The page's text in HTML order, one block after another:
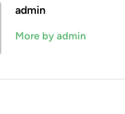
admin
More by admin